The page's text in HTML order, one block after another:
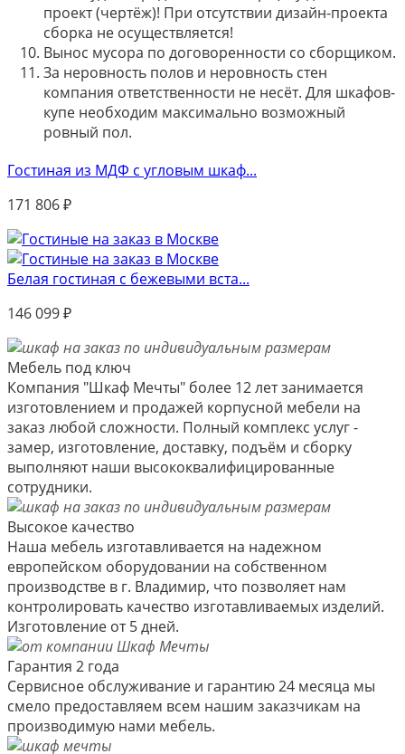
проект (чертёж)! При отсутствии дизайн-проекта
сборка не осуществляется!
Вынос мусора по договоренности со сборщиком.
За неровность полов и неровность стен
компания ответственности не несёт. Для шкафов-
купе необходим максимально возможный
ровный пол.
Гостиная из МДФ с угловым шкаф...
171 806₽
Белая гостиная с бежевыми вста...
146 099₽
Мебель под ключ
Компания "Шкаф Мечты" более 12 лет занимается
изготовлением и продажей корпусной мебели на
заказ любой сложности. Полный комплекс услуг -
замер, изготовление, доставку, подъём и сборку
выполняют наши высококвалифицированные
сотрудники.
Высокое качество
Наша мебель изготавливается на надежном
европейском оборудовании на собственном
производстве в г. Владимир, что позволяет нам
контролировать качество изготавливаемых изделий.
Изготовление от 5 дней.
Гарантия 2 года
Сервисное обслуживание и гарантию 24 месяца мы
смело предоставляем всем нашим заказчикам на
производимую нами мебель.